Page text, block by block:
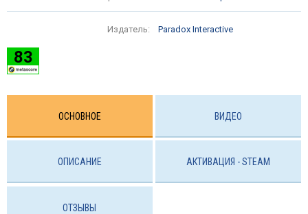
Издатель: Paradox Interactive
83
ОСНОВНОЕ ВИДЕО
ОПИСАНИЕ АКТИВАЦИЯ - STEAM
ОТЗЫВЫ